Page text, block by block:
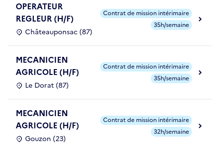
OPERATEUR
REGLEUR (H/F)
Châteauponsac (87)
Contrat de mission intérimaire
35h/semaine
MECANICIEN
AGRICOLE (H/F)
Le Dorat (87)
Contrat de mission intérimaire
35h/semaine
MECANICIEN
AGRICOLE (H/F)
Gouzon (23)
Contrat de mission intérimaire
32h/semaine